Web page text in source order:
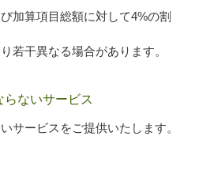
加算項目総額に対して4%の割
若干異なる場合があります。
ないサービス
サービスをご提供いたします。